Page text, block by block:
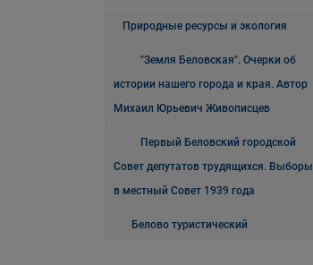
Природные ресурсы и экология
"Земля Беловская". Очерки об
истории нашего города и края. Автор
Михаил Юрьевич Живописцев
Первый Беловский городской
Совет депутатов трудящихся. Выборы
в местный Совет 1939 года
Белово туристический